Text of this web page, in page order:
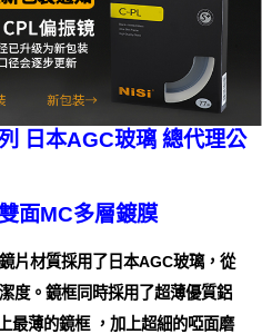
日本AGC玻璃 總代理公
面MC多層鍍膜
片材質採用了日本AGC玻璃，從
度。鏡框同時採用了超薄優質鋁
最薄的鏡框 ，加上超細的啞面磨